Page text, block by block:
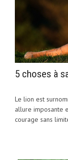
5 choses à
Le lion est
allure imposante
courage sans